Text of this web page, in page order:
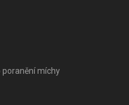
poranění míchy